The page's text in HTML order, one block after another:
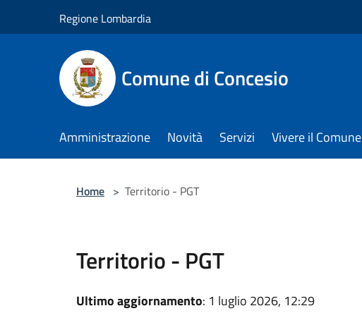
Regione Lombardia
Comune di Concesio
Amministrazione Novità Servizi Vivere il Comune
Home > Territorio - PGT
Territorio - PGT
Ultimo aggiornamento: 1 luglio 2026, 12:29